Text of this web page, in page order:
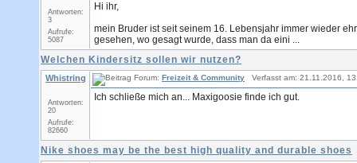
Antworten:
3
Aufrufe:
5087
Hi ihr,
mein Bruder ist seit seinem 16. Lebensjahr immer wieder
gesehen, wo gesagt wurde, dass man da eini ...
Welchen Kindersitz sollen wir nutzen?
Whistring
Antworten:
20
Aufrufe:
82660
Forum: Freizeit & Community Verfasst am: 21.11.2016,
Ich schließe mich an... Maxigoosie finde ich gut.
Nike shoes may be the best high quality and durable shoes